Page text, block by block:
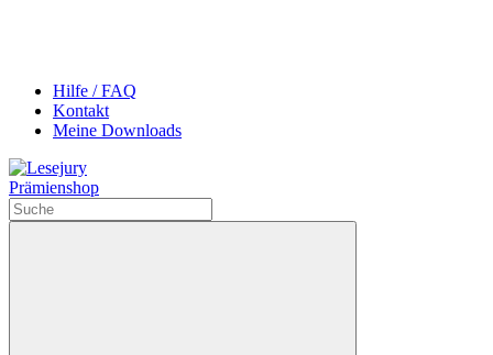
Hilfe / FAQ
Kontakt
Meine Downloads
Prämienshop